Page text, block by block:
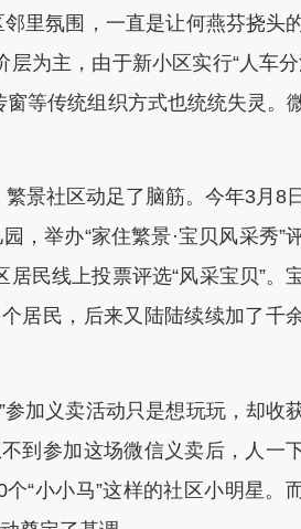
里氛围，一直是让何燕芬挠头
为主，由于新小区实行“人车分
等传统组织方式也统统失灵。
景社区动足了脑筋。今年3月8
，举办“家住繁景·宝贝风采秀”
民线上投票评选“风采宝贝”。
居民，后来又陆陆续续加了千
加义卖活动只是想玩玩，却收
到参加这场微信义卖后，人一
“小小马”这样的社区小明星。